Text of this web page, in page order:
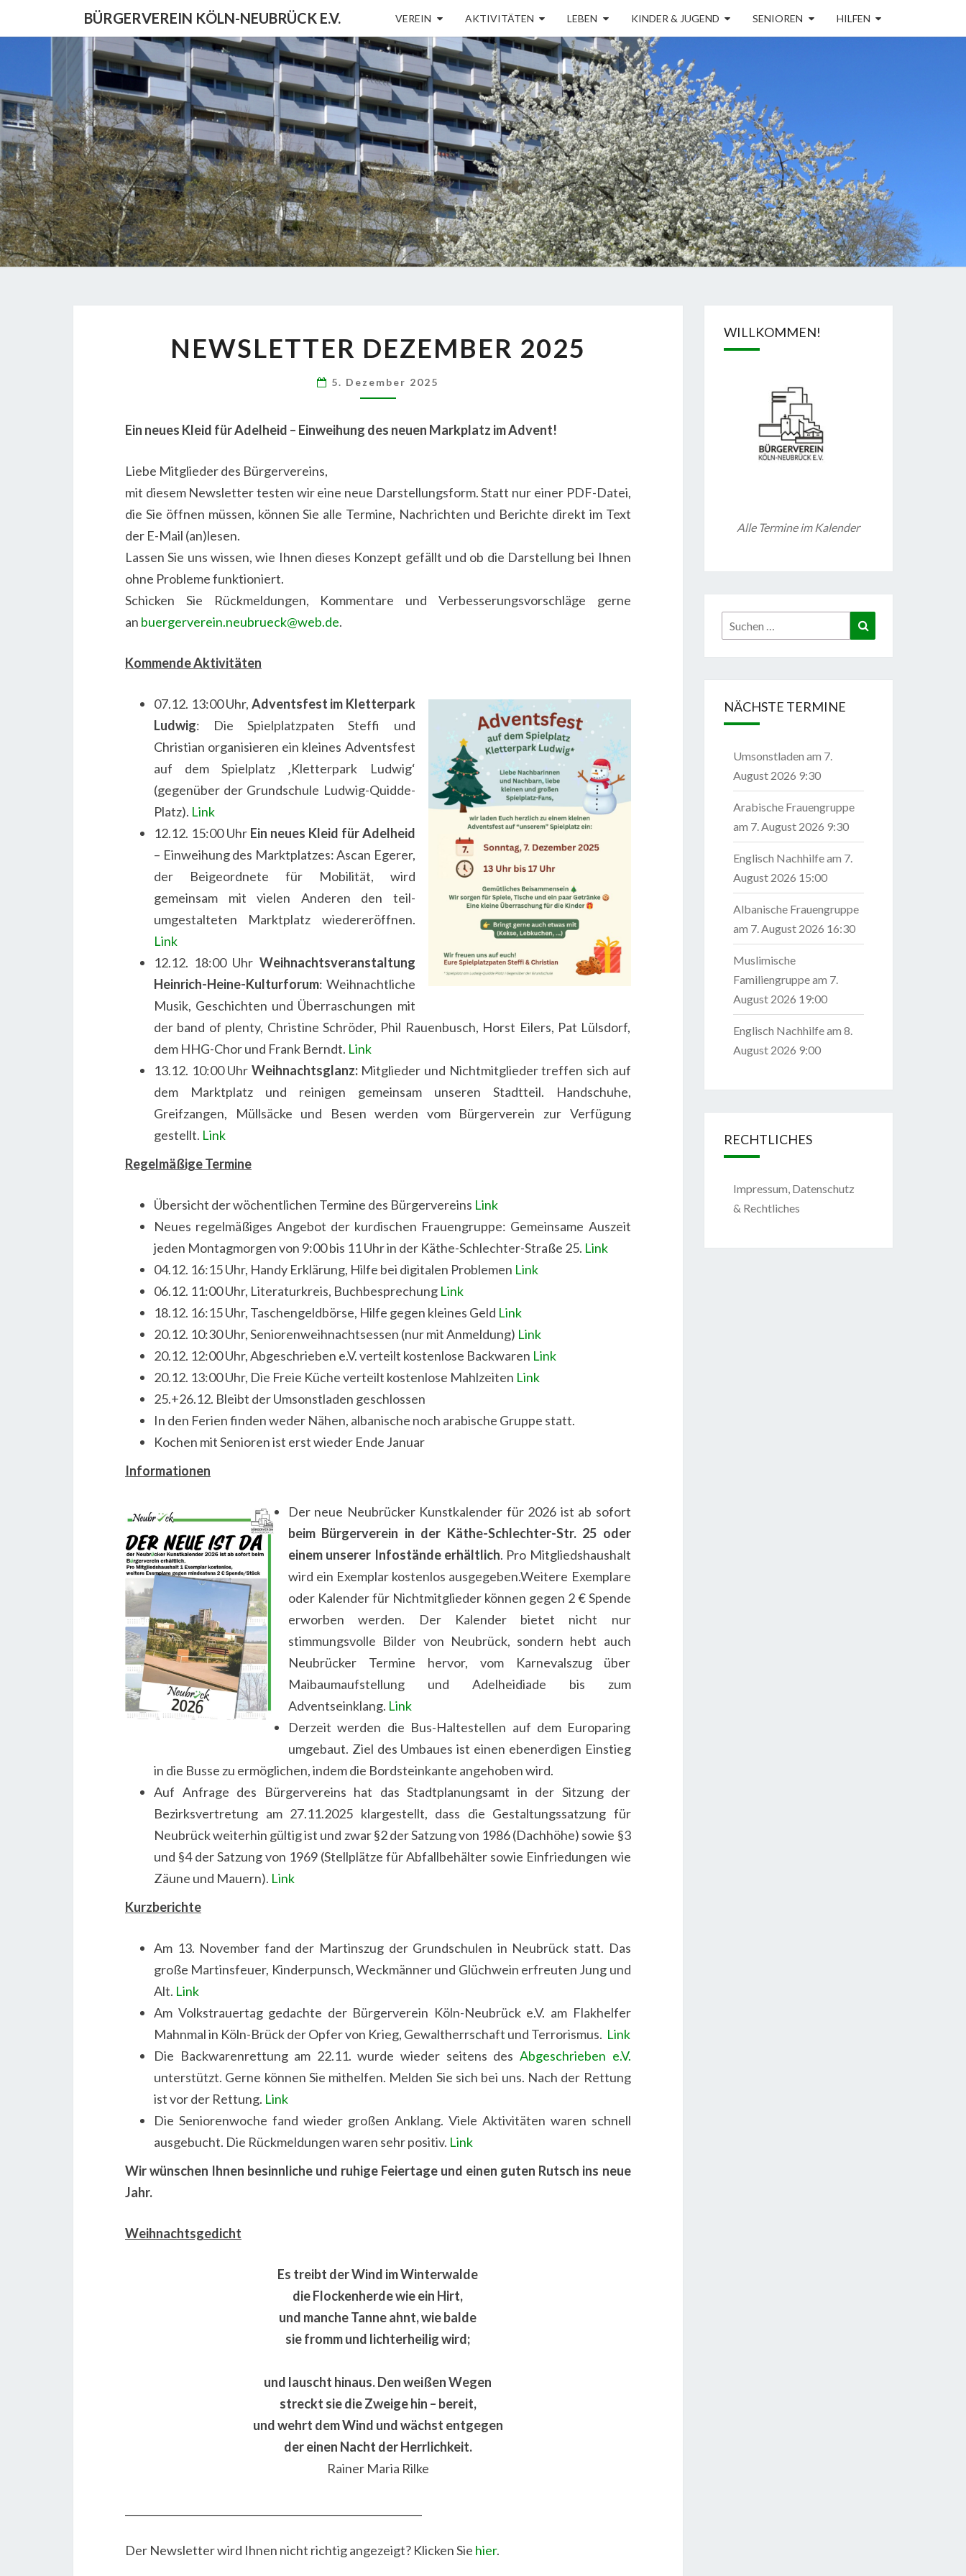
BÜRGERVEREIN KÖLN-NEUBRÜCK E.V. VEREIN AKTIVITÄTEN LEBEN KINDER & JUGEND SENIOREN HILFEN
BÜRGERVEREIN
KÖLN-
DEZEMBER
NEWSLETTER DEZEMBER 2025
5. Dezember 2025
Ein neues Kleid für Adelheid – Einweihung des neuen Markplatz im Advent!
Liebe Mitglieder des Bürgervereins,
mit diesem Newsletter testen wir eine neue Darstellungsform. Statt nur einer PDF-Datei,
die Sie öffnen müssen, können Sie alle Termine, Nachrichten und Berichte direkt im Text
der E-Mail (an)lesen.
Lassen Sie uns wissen, wie Ihnen dieses Konzept gefällt und ob die Darstellung bei Ihnen
ohne Probleme funktioniert.
Schicken Sie Rückmeldungen, Kommentare und Verbesserungsvorschläge gerne
an buergerverein.neubrueck@web.de.
Kommende Aktivitäten
07.12. 13:00 Uhr, Adventsfest im Kletterpark
Ludwig: Die Spielplatzpaten Steffi und
Christian organisieren ein kleines Adventsfest
auf dem Spielplatz ‚Kletterpark Ludwig‘
(gegenüber der Grundschule Ludwig-Quidde-
Platz). Link
12.12. 15:00 Uhr Ein neues Kleid für Adelheid
– Einweihung des Marktplatzes: Ascan Egerer,
der Beigeordnete für Mobilität, wird
gemeinsam mit vielen Anderen den teil-
umgestalteten Marktplatz wiedereröffnen.
Link
12.12. 18:00 Uhr Weihnachtsveranstaltung
Heinrich-Heine-Kulturforum: Weihnachtliche
Musik, Geschichten und Überraschungen mit
der band of plenty, Christine Schröder, Phil Rauenbusch, Horst Eilers, Pat Lülsdorf,
dem HHG-Chor und Frank Berndt. Link
13.12. 10:00 Uhr Weihnachtsglanz:Mitglieder und Nichtmitglieder treffen sich auf
dem Marktplatz und reinigen gemeinsam unseren Stadtteil. Handschuhe,
Greifzangen, Müllsäcke und Besen werden vom Bürgerverein zur Verfügung
gestellt. Link
Regelmäßige Termine
Übersicht der wöchentlichen Termine des Bürgervereins Link
Neues regelmäßiges Angebot der kurdischen Frauengruppe: Gemeinsame Auszeit
jeden Montagmorgen von 9:00 bis 11 Uhr in der Käthe-Schlechter-Straße 25. Link
04.12. 16:15 Uhr, Handy Erklärung, Hilfe bei digitalen Problemen Link
06.12. 11:00 Uhr, Literaturkreis, Buchbesprechung Link
18.12. 16:15 Uhr, Taschengeldbörse, Hilfe gegen kleines Geld Link
20.12. 10:30 Uhr, Seniorenweihnachtsessen (nur mit Anmeldung) Link
20.12. 12:00 Uhr, Abgeschrieben e.V. verteilt kostenlose Backwaren Link
20.12. 13:00 Uhr, Die Freie Küche verteilt kostenlose Mahlzeiten Link
25.+26.12. Bleibt der Umsonstladen geschlossen
In den Ferien finden weder Nähen, albanische noch arabische Gruppe statt.
Kochen mit Senioren ist erst wieder Ende Januar
Informationen
Der neue Neubrücker Kunstkalender für 2026 ist ab sofort
beim Bürgerverein in der Käthe-Schlechter-Str. 25 oder
einem unserer Infostände erhältlich. Pro Mitgliedshaushalt
wird ein Exemplar kostenlos ausgegeben.Weitere Exemplare
oder Kalender für Nichtmitglieder können gegen 2 € Spende
erworben werden. Der Kalender bietet nicht nur
stimmungsvolle Bilder von Neubrück, sondern hebt auch
Neubrücker Termine hervor, vom Karnevalszug über
Maibaumaufstellung und Adelheidiade bis zum
Adventseinklang. Link
Derzeit werden die Bus-Haltestellen auf dem Europaring
umgebaut. Ziel des Umbaues ist einen ebenerdigen Einstieg
in die Busse zu ermöglichen, indem die Bordsteinkante angehoben wird.
Auf Anfrage des Bürgervereins hat das Stadtplanungsamt in der Sitzung der
Bezirksvertretung am 27.11.2025 klargestellt, dass die Gestaltungssatzung für
Neubrück weiterhin gültig ist und zwar §2 der Satzung von 1986 (Dachhöhe) sowie §3
und §4 der Satzung von 1969 (Stellplätze für Abfallbehälter sowie Einfriedungen wie
Zäune und Mauern). Link
Kurzberichte
Am 13. November fand der Martinszug der Grundschulen in Neubrück statt. Das
große Martinsfeuer, Kinderpunsch, Weckmänner und Glüchwein erfreuten Jung und
Alt. Link
Am Volkstrauertag gedachte der Bürgerverein Köln-Neubrück e.V. am Flakhelfer
Mahnmal in Köln-Brück der Opfer von Krieg, Gewaltherrschaft und Terrorismus. Link
Die Backwarenrettung am 22.11. wurde wieder seitens des Abgeschrieben e.V.
unterstützt. Gerne können Sie mithelfen. Melden Sie sich bei uns. Nach der Rettung
ist vor der Rettung. Link
Die Seniorenwoche fand wieder großen Anklang. Viele Aktivitäten waren schnell
ausgebucht. Die Rückmeldungen waren sehr positiv. Link
Wir wünschen Ihnen besinnliche und ruhige Feiertage und einen guten Rutsch ins neue
Jahr.
Weihnachtsgedicht
Es treibt der Wind im Winterwalde
die Flockenherde wie ein Hirt,
und manche Tanne ahnt, wie balde
sie fromm und lichterheilig wird;
und lauscht hinaus. Den weißen Wegen
streckt sie die Zweige hin – bereit,
und wehrt dem Wind und wächst entgegen
der einen Nacht der Herrlichkeit.
Rainer Maria Rilke
Der Newsletter wird Ihnen nicht richtig angezeigt? Klicken Sie hier.
WILLKOMMEN!
Alle Termine im Kalender
Suchen
nach:
NÄCHSTE TERMINE
Umsonstladen am 7.
August 2026 9:30
Arabische Frauengruppe
am 7. August 2026 9:30
Englisch Nachhilfeam 7.
August 2026 15:00
Albanische Frauengruppe
am 7. August 2026 16:30
Muslimische
Familiengruppeam 7.
August 2026 19:00
Englisch Nachhilfeam 8.
August 2026 9:00
RECHTLICHES
Impressum, Datenschutz
& Rechtliches